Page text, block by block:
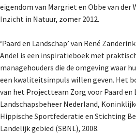
eigendom van Margriet en Obbe van der
Inzicht in Natuur, zomer 2012.
‘Paard en Landschap’ van René
Andel is een inspiratieboek met
managehouders die de omgeving waar
een kwaliteitsimpuls willen geven. Het
van het Projectteam Zorg voor Paard en
Landschapsbeheer Nederland,
Hippische Sportfederatie en Stichting
Landelijk gebied (SBNL), 2008.